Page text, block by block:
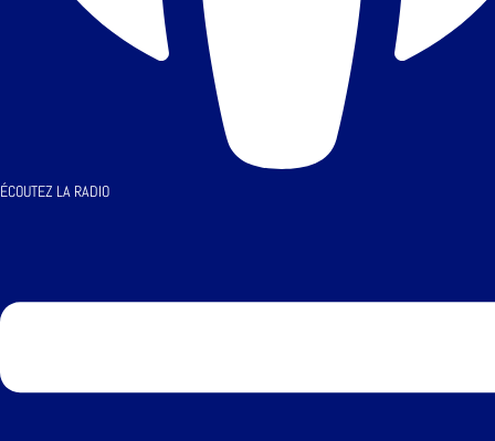
ÉCOUTEZ LA RADIO